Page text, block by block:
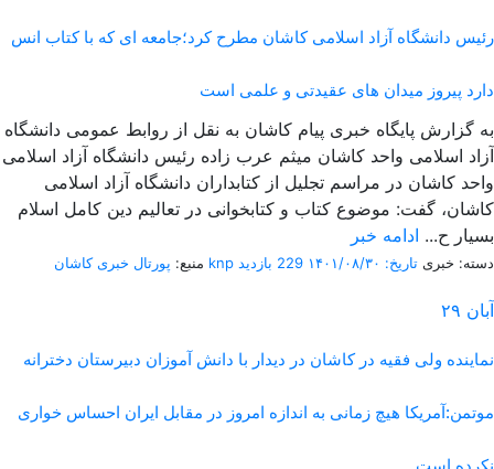
رئیس دانشگاه آزاد اسلامی کاشان مطرح کرد؛جامعه ای که با کتاب انس
دارد پیروز میدان های عقیدتی و علمی است
به گزارش پایگاه خبری پیام کاشان به نقل از روابط عمومی دانشگاه
آزاد اسلامی واحد کاشان میثم عرب زاده رئیس دانشگاه آزاد اسلامی
واحد کاشان در مراسم تجلیل از کتابداران دانشگاه آزاد اسلامی
کاشان، گفت: موضوع کتاب و کتابخوانی در تعالیم دین کامل اسلام
بسیار ح... ادامه خبر
منبع: پورتال خبری كاشان knp دسته: خبری تاریخ: ۱۴۰۱/۰۸/۳۰ 229 بازدید
۲۹ آبان
نماینده ولی فقیه در کاشان در دیدار با دانش آموزان دبیرستان دخترانه
موتمن:آمریکا هیچ زمانی به اندازه امروز در مقابل ایران احساس خواری